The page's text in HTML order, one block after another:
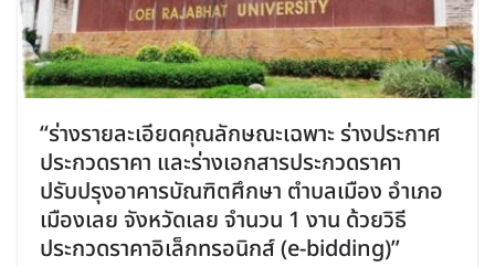
“ร่างรายละเอียดคุณลักษณะเฉพาะ ร่างประกาศ
ประกวดราคา และร่างเอกสารประกวดราคา
ปรับปรุงอาคารบัณฑิตศึกษา ตำบลเมือง อำเภอ
เมืองเลย จังหวัดเลย จำนวน 1 งาน ด้วยวิธี
ประกวดราคาอิเล็กทรอนิกส์ (e-bidding)”